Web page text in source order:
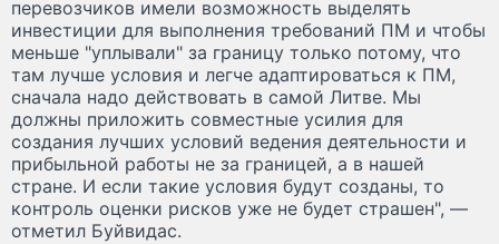
перевозчиков имели возможность выделять
инвестиции для выполнения требований ПМ и чтобы
меньше "уплывали" за границу только потому, что
там лучше условия и легче адаптироваться к ПМ,
сначала надо действовать в самой Литве. Мы
должны приложить совместные усилия для
создания лучших условий ведения деятельности и
прибыльной работы не за границей, а в нашей
стране. И если такие условия будут созданы, то
контроль оценки рисков уже не будет страшен", —
отметил Буйвидас.